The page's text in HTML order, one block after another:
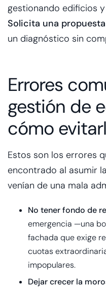
gestionando edificios
Solicita una
un diagnóstico sin
Errores
gestión de
cómo
Estos son los errores
encontrado al asumir
venían de una mala
No tener fondo de
emergencia —una
fachada que exige
cuotas
impopulares.
Dejar crecer la